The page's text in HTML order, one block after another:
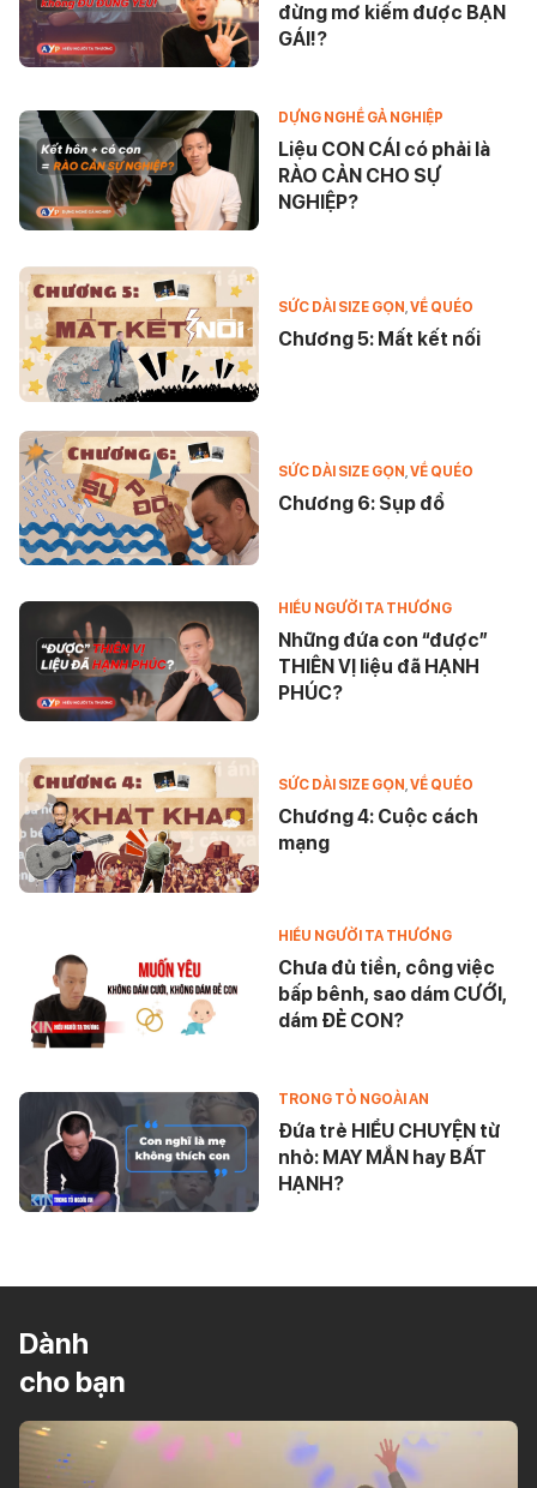
đừng mơ kiếm được BẠN
GÁI!?
DỰNG NGHỀ GẢ NGHIỆP
Liệu CON CÁI có phải là
RÀO CẢN CHO SỰ
NGHIỆP?
SỨC DÀI SIZE GỌN,VỀ QUÉO
Chương 5: Mất kết nối
SỨC DÀI SIZE GỌN VỀ QUÉO
Chương 6: Sụp đổ
HIỂU NGƯỜI TA THƯƠNG
Những đứa con “được”
THIÊN VỊ liệu đã HẠNH
PHÚC?
SỨC DÀI SIZE GỌN,VỀ QUÉO
Chương 4: Cuộc cách
mạng
HIỂU NGƯỜI TA THƯƠNG
Chưa đủ tiền, công việc
bấp bênh, sao dám CƯỚI,
dám ĐẺ CON?
TRONG TỎ NGOÀI AN
Đứa trẻ HIỂU CHUYỆN từ
nhỏ: MAY MẮN hay BẤT
HẠNH?
Dành
cho bạn